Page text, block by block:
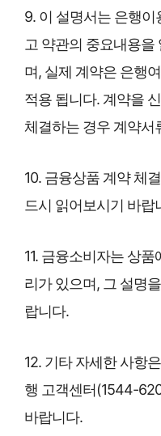
9. 이 설명서는 은행
고 약관의 중요내용을
며, 실제 계약은 은행
적용 됩니다. 계약을
체결하는 경우 계약서
10. 금융상품 계약 체
드시 읽어보시기 바랍
11. 금융소비자는 상
리가 있으며, 그 설명
랍니다.
12. 기타 자세한 사항
행 고객센터(1544-
바랍니다.